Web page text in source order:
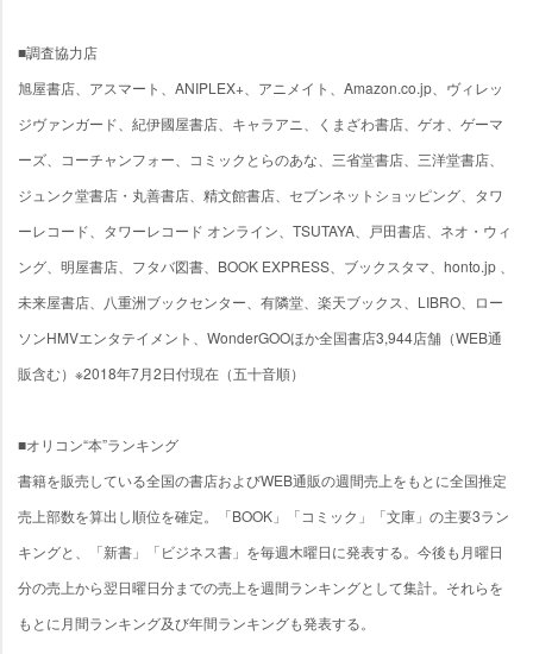
■調査協力店
旭屋書店、アスマート、ANIPLEX+、アニメイト、Amazon.co.jp、ヴィレッ
ジヴァンガード、紀伊國屋書店、キャラアニ、くまざわ書店、ゲオ、ゲーマ
ーズ、コーチャンフォー、コミックとらのあな、三省堂書店、三洋堂書店、
ジュンク堂書店・丸善書店、精文館書店、セブンネットショッピング、タワ
ーレコード、タワーレコード オンライン、TSUTAYA、戸田書店、ネオ・ウィ
ング、明屋書店、フタバ図書、BOOK EXPRESS、ブックスタマ、honto.jp 、
未来屋書店、八重洲ブックセンター、有隣堂、楽天ブックス、LIBRO、ロー
ソンHMVエンタテイメント、WonderGOOほか全国書店3,944店舗（WEB通
販含む）※2018年7月2日付現在（五十音順）
■オリコン“本”ランキング
書籍を販売している全国の書店およびWEB通販の週間売上をもとに全国推定
売上部数を算出し順位を確定。「BOOK」「コミック」「文庫」の主要3ラン
キングと、「新書」「ビジネス書」を毎週木曜日に発表する。今後も月曜日
分の売上から翌日曜日分までの売上を週間ランキングとして集計。それらを
もとに月間ランキング及び年間ランキングも発表する。